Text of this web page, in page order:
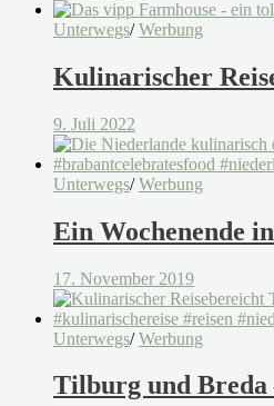
Unterwegs/ Werbung
Kulinarischer
9. Juli 2022
Unterwegs/ Werbung
Ein Wochenende
17. November 2019
Unterwegs/ Werbung
Tilburg und Breda